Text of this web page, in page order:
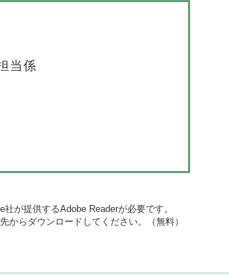
当係
が提供するAdobe Readerが必要です。
からダウンロードしてください。（無料）